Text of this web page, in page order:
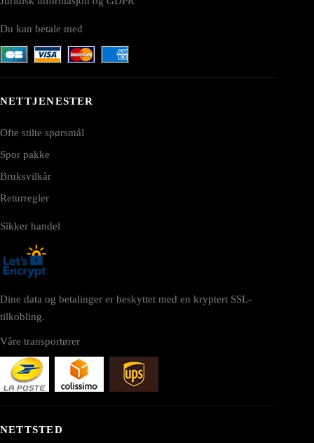
Du kan betale med
NETTJENESTER
Ofte stilte spørsmål
Spor pakke
Bruksvilkår
Returregler
Sikker handel
Dine data og betalinger er beskyttet med en kryptert SSL-
tilkobling.
Våre transportører
NETTSTED